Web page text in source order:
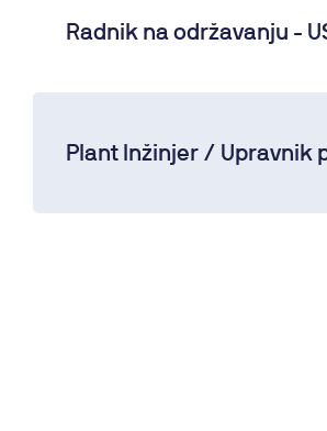
Radnik na održavanju -
Plant Inžinjer / Upravnik